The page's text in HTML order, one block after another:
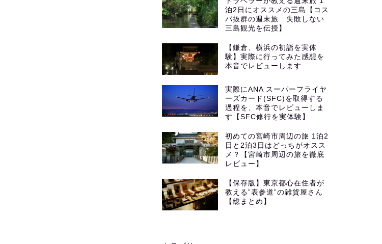
泊2日にオススメの三島【コス
パ抜群の週末旅 失敗しない
三島観光を伝授】
【鎌倉、横浜の初詣を実体
験】実際に行ってみた感想を
本音でレビューします
実際にANA スーパーフライヤ
ーズカード(SFC)を取得する
過程を、本音でレビューしま
す【SFC修行を実体験】
初めての宮崎市周辺の旅 1泊2
日と2泊3日はどっちがオスス
メ？【宮崎市周辺の旅を徹底
レビュー】
【保存版】東京都心在住者が
教える”表参道”の雑貨屋さん
【総まとめ】